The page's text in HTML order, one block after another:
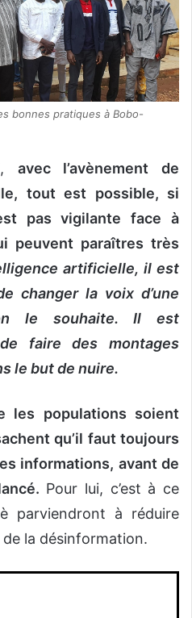
bonnes pratiques à Bobo-
avec l’avènement de
tout est possible, si
pas vigilante face à
peuvent paraîtres très
artificielle, il est
changer la voix d’une
le souhaite. Il est
faire des montages
le but de nuire.
les populations soient
qu’il faut toujours
informations, avant de
Pour lui, c’est à ce
parviendront à réduire
la désinformation.